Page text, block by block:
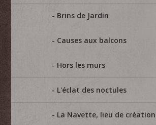
Brins de Jardin
Causes aux balcons
Hors les murs
L'éclat des noctules
La Navette, lieu de création